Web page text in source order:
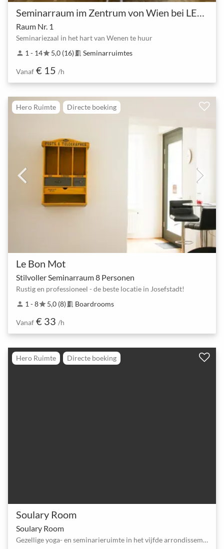
Raum Nr. 1
Seminariezaal in het hart van Wenen te huur
person 1 - 14star5,0 (16) meeting_room Seminarruimtes
Vanaf € 15 /h
Hero Ruimte Directe boeking
Le Bon Mot
Stilvoller Seminarraum 8 Personen
Rustig en professioneel - de beste locatie in Josefstadt!
person 1 - 8star5,0 (8) meeting_room Boardrooms
Vanaf € 33 /h
Hero Ruimte Directe boeking
Soulary Room
Soulary Room
Gezellige yoga- en seminarieruimte in het vijfde arrondissement